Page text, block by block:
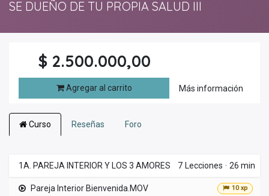
SE DUEÑO DE TU PROPIA SALUD III
$ 2.500.000,00
Agregar al carrito Más información
Curso Reseñas Foro
1A. PAREJA INTERIOR Y LOS 3 AMORES 7 Lecciones · 26 min
Pareja Interior Bienvenida.MOV 10 xp